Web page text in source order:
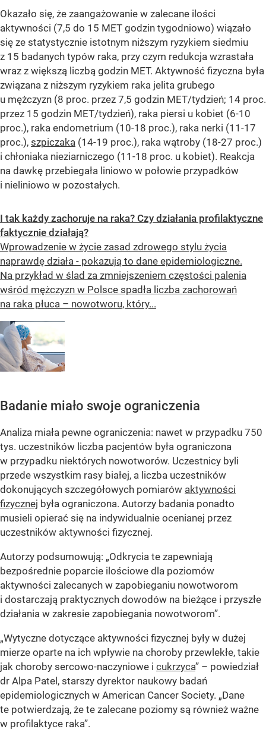
Okazało się, że zaangażowanie w zalecane ilości
aktywności (7,5 do 15 MET godzin tygodniowo) wiązało
się ze statystycznie istotnym niższym ryzykiem siedmiu
z 15 badanych typów raka, przy czym redukcja wzrastała
wraz z większą liczbą godzin MET. Aktywność fizyczna była
związana z niższym ryzykiem raka jelita grubego
u mężczyzn (8 proc. przez 7,5 godzin MET/tydzień; 14 proc.
przez 15 godzin MET/tydzień), raka piersi u kobiet (6-10
proc.), raka endometrium (10-18 proc.), raka nerki (11-17
proc.), szpiczaka (14-19 proc.), raka wątroby (18-27 proc.)
i chłoniaka nieziarniczego (11-18 proc. u kobiet). Reakcja
na dawkę przebiegała liniowo w połowie przypadków
i nieliniowo w pozostałych.
I tak każdy zachoruje na raka? Czy działania profilaktyczne
faktycznie działają?
Wprowadzenie w życie zasad zdrowego stylu życia
naprawdę działa - pokazują to dane epidemiologiczne.
Na przykład w ślad za zmniejszeniem częstości palenia
wśród mężczyzn w Polsce spadła liczba zachorowań
na raka płuca – nowotworu, który...
Badanie miało swoje ograniczenia
Analiza miała pewne ograniczenia: nawet w przypadku 750
tys. uczestników liczba pacjentów była ograniczona
w przypadku niektórych nowotworów. Uczestnicy byli
przede wszystkim rasy białej, a liczba uczestników
dokonujących szczegółowych pomiarów aktywności
fizycznej była ograniczona. Autorzy badania ponadto
musieli opierać się na indywidualnie ocenianej przez
uczestników aktywności fizycznej.
Autorzy podsumowują: „Odkrycia te zapewniają
bezpośrednie poparcie ilościowe dla poziomów
aktywności zalecanych w zapobieganiu nowotworom
i dostarczają praktycznych dowodów na bieżące i przyszłe
działania w zakresie zapobiegania nowotworom”.
„Wytyczne dotyczące aktywności fizycznej były w dużej
mierze oparte na ich wpływie na choroby przewlekłe, takie
jak choroby sercowo-naczyniowe i cukrzyca” – powiedział
dr Alpa Patel, starszy dyrektor naukowy badań
epidemiologicznych w American Cancer Society. „Dane
te potwierdzają, że te zalecane poziomy są również ważne
w profilaktyce raka”.